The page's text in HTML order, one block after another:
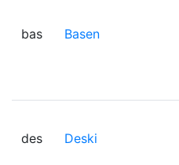
bas Basen
des Deski